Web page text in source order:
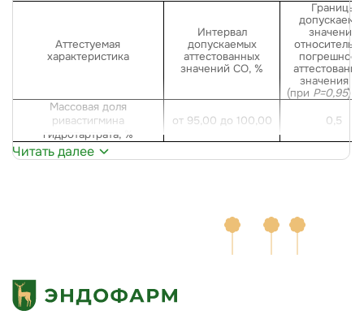
Аттестуемая
характеристика
Интервал
допускаемых
аттестованных
значений СО, %
Границы
значений
значения
(при Р=0,95),
Массовая доля
ривастигмина
гидротартрата, %
от 95,00 до 100,00 0,5
Читать далее